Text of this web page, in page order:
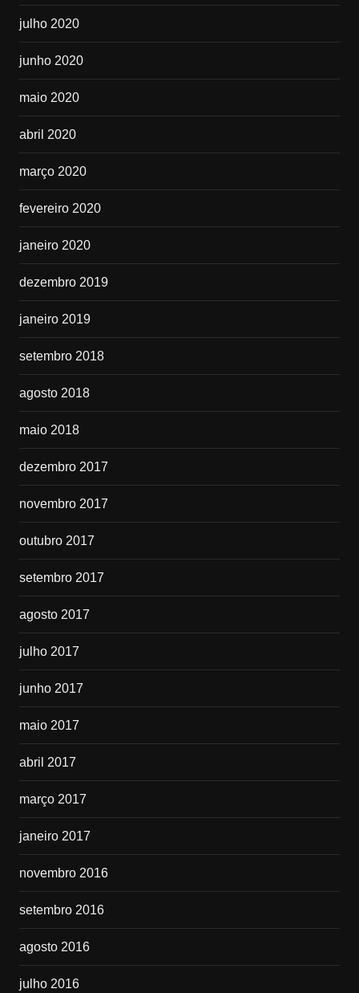
julho 2020
junho 2020
maio 2020
abril 2020
março 2020
fevereiro 2020
janeiro 2020
dezembro 2019
janeiro 2019
setembro 2018
agosto 2018
maio 2018
dezembro 2017
novembro 2017
outubro 2017
setembro 2017
agosto 2017
julho 2017
junho 2017
maio 2017
abril 2017
março 2017
janeiro 2017
novembro 2016
setembro 2016
agosto 2016
julho 2016